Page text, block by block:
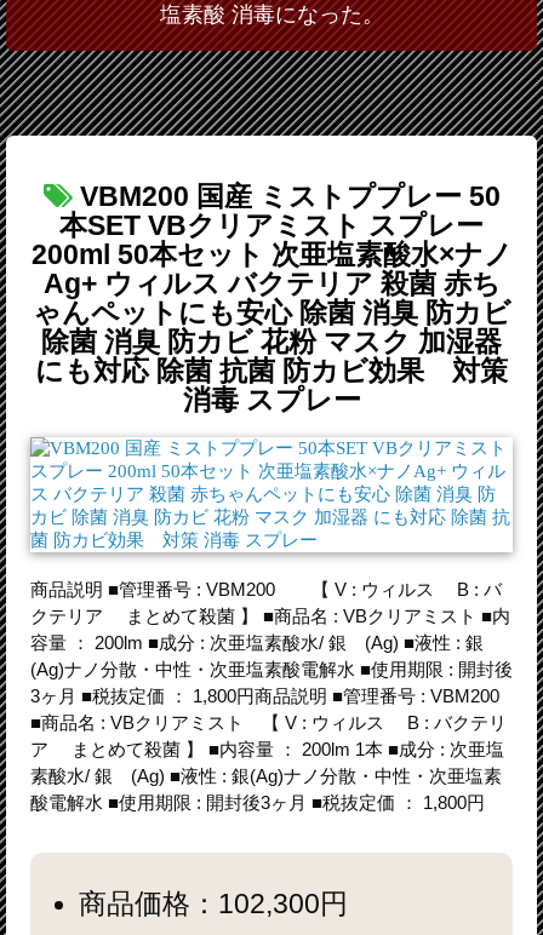
塩素酸 消毒になった。
VBM200 国産 ミストププレー 50
本SET VBクリアミスト スプレー
200ml 50本セット 次亜塩素酸水×ナノ
Ag+ ウィルス バクテリア 殺菌 赤ち
ゃんペットにも安心 除菌 消臭 防カビ
除菌 消臭 防カビ 花粉 マスク 加湿器
にも対応 除菌 抗菌 防カビ効果 対策
消毒 スプレー
商品説明 ■管理番号 : VBM200 【 V : ウィルス B : バ
クテリア まとめて殺菌 】 ■商品名 : VBクリアミスト ■内
容量 ： 200lm ■成分 : 次亜塩素酸水/ 銀 (Ag) ■液性 : 銀
(Ag)ナノ分散・中性・次亜塩素酸電解水 ■使用期限 : 開封後
3ヶ月 ■税抜定価 ： 1,800円商品説明 ■管理番号 : VBM200
■商品名 : VBクリアミスト 【 V : ウィルス B : バクテリ
ア まとめて殺菌 】 ■内容量 ： 200lm 1本 ■成分 : 次亜塩
素酸水/ 銀 (Ag) ■液性 : 銀(Ag)ナノ分散・中性・次亜塩素
酸電解水 ■使用期限 : 開封後3ヶ月 ■税抜定価 ： 1,800円
商品価格：102,300円